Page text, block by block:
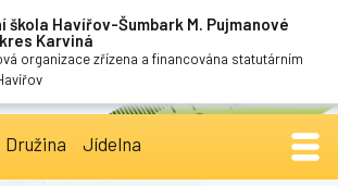
škola Havířov-Šumbark M. Pujmanové
Karviná
organizace zřízena a financována statutárním
Družina Jídelna